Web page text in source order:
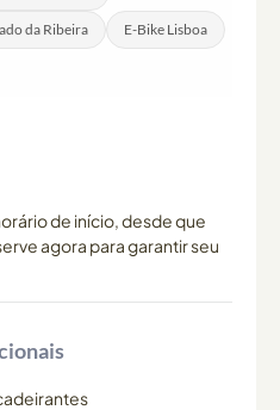
da Ribeira E-Bike Lisboa
de início, desde que
agora para garantir seu